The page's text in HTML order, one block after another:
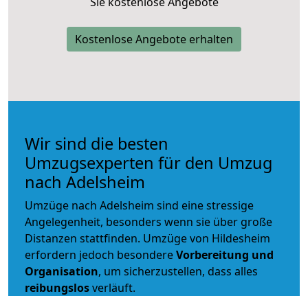
Kostenlose Angebote erhalten
Wir sind die besten
Umzugsexperten für den Umzug
nach Adelsheim
Umzüge nach Adelsheim sind eine stressige
Angelegenheit, besonders wenn sie über große
Distanzen stattfinden. Umzüge von Hildesheim
erfordern jedoch besondereVorbereitung und
Organisation, um sicherzustellen, dass alles
reibungslosverläuft.